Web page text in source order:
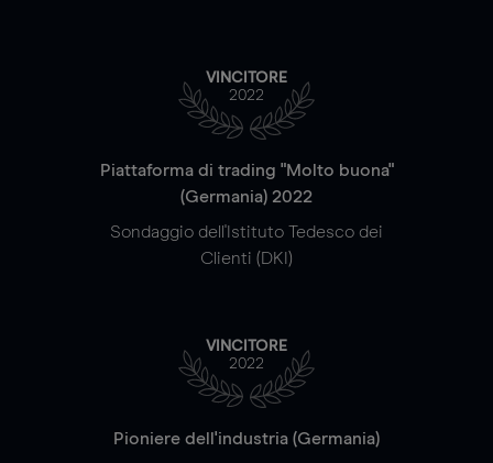
VINCITORE
2022
Piattaforma di trading "Molto buona"
(Germania) 2022
Sondaggio dell'Istituto Tedesco dei
Clienti (DKI)
VINCITORE
2022
Pioniere dell'industria (Germania)